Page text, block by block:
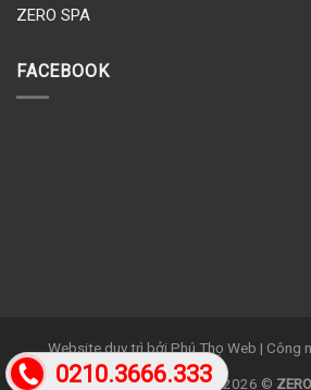
0210.3666.333
ZERO SPA
FACEBOOK
Website duy trì bởi Phú Thọ Web | Công
Copyright 2026 ©